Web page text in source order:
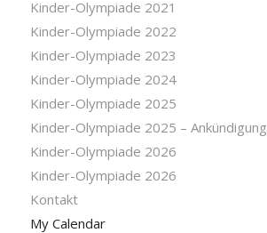
Kinder-Olympiade 2021
Kinder-Olympiade 2022
Kinder-Olympiade 2023
Kinder-Olympiade 2024
Kinder-Olympiade 2025
Kinder-Olympiade 2025 – Ankündigung
Kinder-Olympiade 2026
Kinder-Olympiade 2026
Kontakt
My Calendar